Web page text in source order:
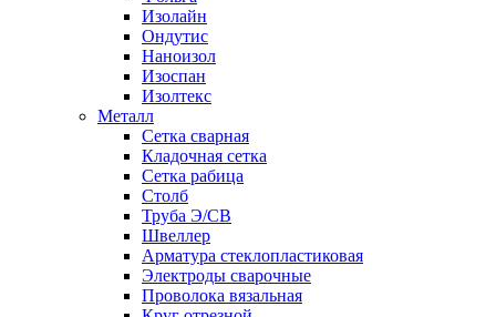
Изолайн
Ондутис
Наноизол
Изоспан
Изолтекс
Металл
Сетка сварная
Кладочная сетка
Сетка рабица
Столб
Труба Э/СВ
Швеллер
Арматура стеклопластиковая
Электроды сварочные
Проволока вязальная